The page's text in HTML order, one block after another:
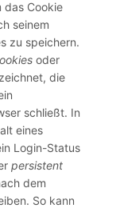
das Cookie
seinem
zu speichern.
oder
die
schließt. In
eines
Login-Status
persistent
dem
So kann